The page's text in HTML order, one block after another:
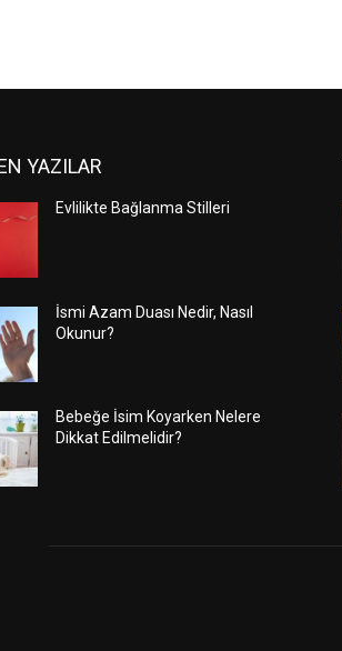
YAZILAR
Evlilikte Bağlanma Stilleri
İsmi Azam Duası Nedir, Nasıl
Okunur?
Bebeğe İsim Koyarken Nelere
Dikkat Edilmelidir?